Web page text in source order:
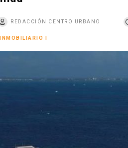
REDACCIÓN CENTRO URBANO
INMOBILIARIO